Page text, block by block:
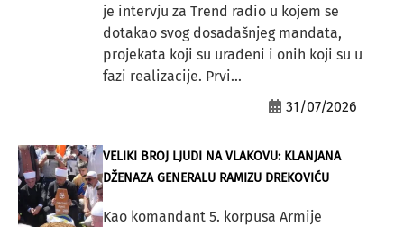
je intervju za Trend radio u kojem se
dotakao svog dosadašnjeg mandata,
projekata koji su urađeni i onih koji su u
fazi realizacije. Prvi...
31/07/2026
VELIKI BROJ LJUDI NA VLAKOVU: KLANJANA
DŽENAZA GENERALU RAMIZU DREKOVIĆU
Kao komandant 5. korpusa Armije